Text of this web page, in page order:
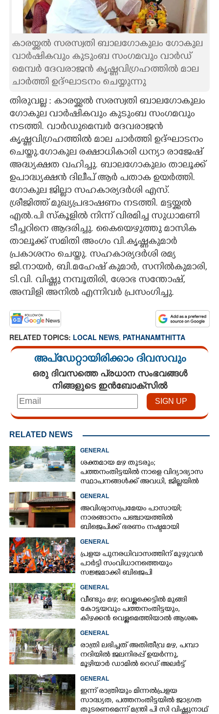
ART
ASTRO
CARTOONS
LITERATURE
ZOOM
CONTACT US
കാരയ്ക്കൽ സരസ്വതി ബാലഗോകുലം ഗോകുല
വാർഷികവും കുടുംബ സംഗമവും വാർഡ്
മെമ്പർ ദേവരാജൻ കൃഷ്ണവിഗ്രഹത്തിൽ മാല
ചാർത്തി ഉദ്ഘാടനം ചെയ്യുന്നു
തിരുവല്ല : കാരയ്ക്കൽ സരസ്വതി ബാലഗോകുലം
ഗോകുല വാർഷികവും കുടുംബ സംഗമവും
നടത്തി. വാർഡുമെമ്പർ ദേവരാജൻ
കൃഷ്ണവിഗ്രഹത്തിൽ മാല ചാർത്തി ഉദ്ഘാടനം
ചെയ്തു.ഗോകുല രക്ഷാധികാരി ധന്യാ രാജേഷ്
അദ്ധ്യക്ഷത വഹിച്ചു. ബാലഗോകുലം താലൂക്ക്
ഉപാദ്ധ്യക്ഷൻ ദിലീപ് ആർ പതാക ഉയർത്തി.
ഗോകുല ജില്ലാ സഹകാര്യദർശി എസ്.
ശ്രീജിത്ത്‌ മുഖ്യപ്രഭാഷണം നടത്തി. മട്ടയ്ക്കൽ
എൽ.പി സ്കൂളിൽ നിന്ന് വിരമിച്ച സുധാമണി
ടീച്ചറിനെ ആദരിച്ചു. കൈയെഴുത്തു മാസിക
താലൂക്ക് സമിതി അംഗം വി.കൃഷ്ണകുമാർ
പ്രകാശനം ചെയ്തു. സഹകാര്യദർശി രമ്യ
ജി.നായർ, ബി.മഹേഷ് കുമാർ, സനിൽകുമാരി,
ടി.വി. വിഷ്ണു നമ്പൂതിരി, ശോഭ സന്തോഷ്‌,
അമ്പിളി അനിൽ എന്നിവർ പ്രസംഗിച്ചു.
RELATED TOPICS: LOCAL NEWS, PATHANAMTHITTA
അപ്ഡേറ്റായിരിക്കാം ദിവസവും
ഒരു ദിവസത്തെ പ്രധാന സംഭവങ്ങൾ
നിങ്ങളുടെ ഇൻബോക്സിൽ
RELATED NEWS
GENERAL
ശക്തമായ മഴ തുടരും;
പത്തനംതിട്ടയിൽ നാളെ വിദ്യാഭ്യാസ
സ്ഥാപനങ്ങൾക്ക് അവധി,​ ജില്ലയിൽ
GENERAL
അവിശ്വാസപ്രമേയം പാസായി;
നാരങ്ങാനം പഞ്ചായത്തിൽ
ബിജെപിക്ക് ഭരണം നഷ്ടമായി
GENERAL
പ്രളയ പുനരധിവാസത്തിന് മുഴുവൻ
പാർട്ടി സംവിധാനത്തെയും
സജ്ജമാക്കി ബിജെപി
GENERAL
വീണ്ടും മഴ; വെള്ളക്കെട്ടിൽ മുങ്ങി
കോട്ടയവും പത്തനംതിട്ടയും,
കിഴക്കൻ വെള്ളമെത്തിയാൽ ആശങ്ക
GENERAL
രാത്രി ലഭിച്ചത് അതിതീവ്ര മഴ, പമ്പാ
നദിയിൽ ജലനിരപ്പ് ഉയർന്നു,
മൂഴിയാർ ഡാമിൽ റെഡ് അലർട്ട്
GENERAL
ഇന്ന് രാത്രിയും മിന്നൽപ്രളയ
സാദ്ധ്യത,​ പത്തനംതിട്ടയിൽ ജാഗ്രത
തുടരണമെന്ന് മന്ത്രി പി സി വിഷ്ണുനാഥ്